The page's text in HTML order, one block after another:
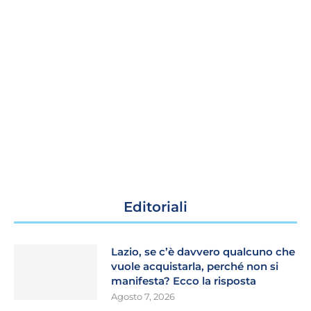
Editoriali
Lazio, se c’è davvero qualcuno che
vuole acquistarla, perché non si
manifesta? Ecco la risposta
Agosto 7, 2026